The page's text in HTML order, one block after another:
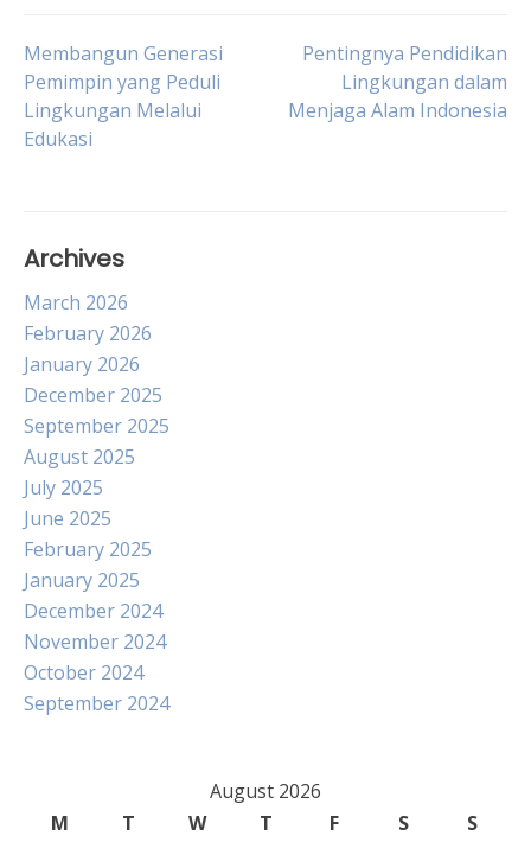
Post
navigation
Membangun Generasi
Pemimpin yang Peduli
Lingkungan Melalui
Edukasi
Pentingnya Pendidikan
Lingkungan dalam
Menjaga Alam Indonesia
Archives
March 2026
February 2026
January 2026
December 2025
September 2025
August 2025
July 2025
June 2025
February 2025
January 2025
December 2024
November 2024
October 2024
September 2024
August 2026
M
T W T F S
S